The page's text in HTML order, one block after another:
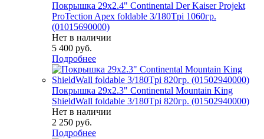
Покрышка 29x2.4" Continental Der Kaiser Projekt
ProTection Apex foldable 3/180Tpi 1060гр.
(01015690000)
Нет в наличии
5 400 руб.
Подробнее
Покрышка 29x2.3" Continental Mountain King
ShieldWall foldable 3/180Tpi 820гр. (01502940000)
Нет в наличии
2 250 руб.
Подробнее